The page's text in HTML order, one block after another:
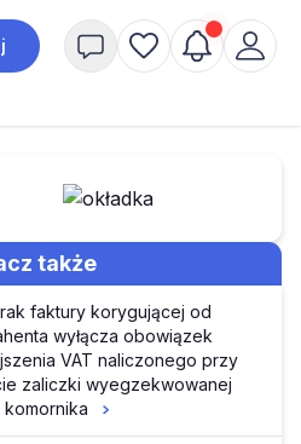
także
faktury korygującej od
wyłącza obowiązek
VAT naliczonego przy
zaliczki wyegzekwowanej